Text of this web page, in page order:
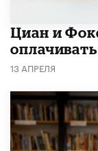
Циан и
13 АПРЕЛЯ